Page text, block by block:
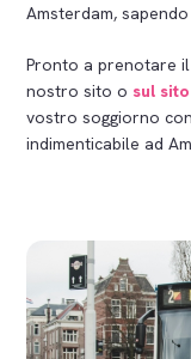
Amsterdam,
Pronto a prenotare
nostro sito o sul
vostro soggiorno
indimenticabile ad